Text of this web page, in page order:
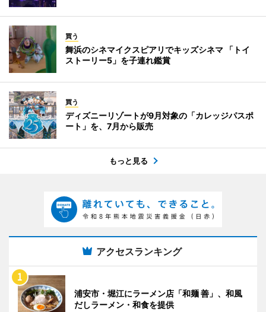
買う
舞浜のシネマイクスピアリでキッズシネマ 「トイ
ストーリー5」を子連れ鑑賞
買う
ディズニーリゾートが9月対象の「カレッジパスポ
ート」を、7月から販売
もっと見る
アクセスランキング
浦安市・堀江にラーメン店「和麺 善」、和風
だしラーメン・和食を提供